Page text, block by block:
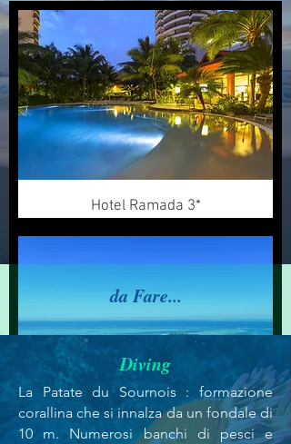
Hotel Ramada 3*
Hotel Escapade Îlot Maître 4*
da Fare...
Diving
La Patate du Sournois : formazione
corallina che si innalza da un fondale di
10 m. Numerosi banchi di pesci e